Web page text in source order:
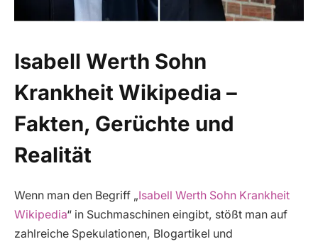
Isabell Werth Sohn
Krankheit Wikipedia –
Fakten, Gerüchte und
Realität
Wenn man den Begriff „Isabell Werth Sohn Krankheit
Wikipedia“ in Suchmaschinen eingibt, stößt man auf
zahlreiche Spekulationen, Blogartikel und